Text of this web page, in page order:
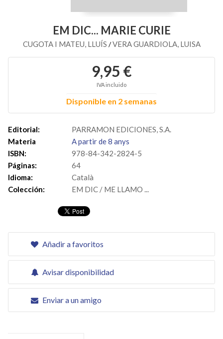
EM DIC... MARIE CURIE
CUGOTA I MATEU, LLUÍS /VERA GUARDIOLA, LUISA
9,95 €
IVA incluido
Disponible en 2 semanas
Editorial:
PARRAMON EDICIONES, S.A.
Materia
A partir de 8 anys
ISBN:
978-84-342-2824-5
Páginas:
64
Idioma:
Català
Colección:
EM DIC / ME LLAMO ...
Añadir a favoritos
Avisar disponibilidad
Enviar a un amigo